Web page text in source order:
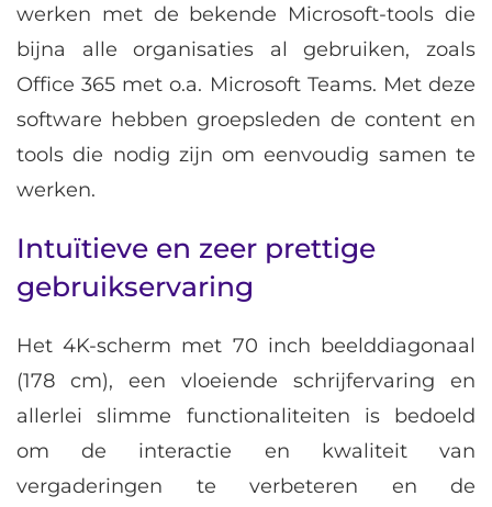
werken met de bekende Microsoft-tools die
bijna alle organisaties al gebruiken, zoals
Office 365 met o.a. Microsoft Teams. Met deze
software hebben groepsleden de content en
tools die nodig zijn om eenvoudig samen te
werken.
Intuïtieve en zeer prettige
gebruikservaring
Het 4K-scherm met 70 inch beelddiagonaal
(178 cm), een vloeiende schrijfervaring en
allerlei slimme functionaliteiten is bedoeld
om de interactie en kwaliteit van
vergaderingen te verbeteren en de